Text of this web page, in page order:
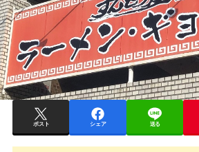
ポスト シェア 送る